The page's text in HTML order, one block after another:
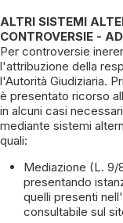
ALTRI SISTEMI
CONTROVERSIE -
Per controversie
l'attribuzione della
l'Autorità Giudiziaria.
è presentato ricorso
in alcuni casi
mediante sistemi
quali:
Mediazione (L. 9/
presentando
quelli presenti
consultabile sul